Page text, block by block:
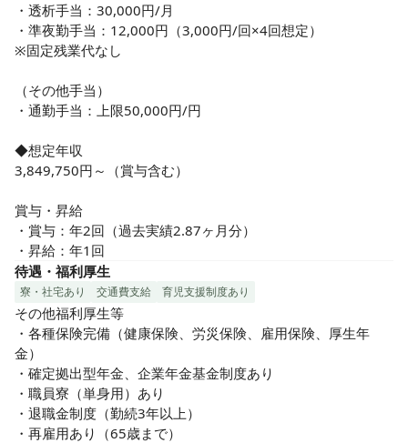
・透析手当：30,000円/月
・準夜勤手当：12,000円（3,000円/回×4回想定）
※固定残業代なし
（その他手当）
・通勤手当：上限50,000円/円
◆想定年収
3,849,750円～（賞与含む）
賞与・昇給
・賞与：年2回（過去実績2.87ヶ月分）
・昇給：年1回
待遇・福利厚生
寮・社宅あり 交通費支給 育児支援制度あり
その他福利厚生等
・各種保険完備（健康保険、労災保険、雇用保険、厚生年
金）
・確定拠出型年金、企業年金基金制度あり
・職員寮（単身用）あり
・退職金制度（勤続3年以上）
・再雇用あり（65歳まで）